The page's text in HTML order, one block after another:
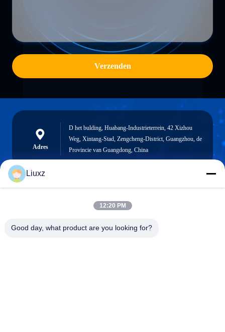
Verzenden
Adres
D het bulding, Huabang-Industrieterrein, 42 Xizhou
Weg, Xintang-Stad, Zengcheng-District, Guangzhou, de
Provincie van Guangdong, China
liuxz@wyatm.com
Liuxz
12:20 PM
Good day, what product are you looking for?